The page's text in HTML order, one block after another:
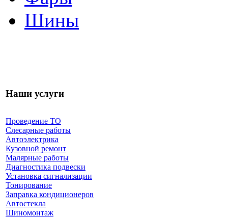
Шины
Наши услуги
Проведение ТО
Слесарные работы
Автоэлектрика
Кузовной ремонт
Малярные работы
Диагностика подвески
Установка сигнализации
Тонирование
Заправка кондиционеров
Автостекла
Шиномонтаж